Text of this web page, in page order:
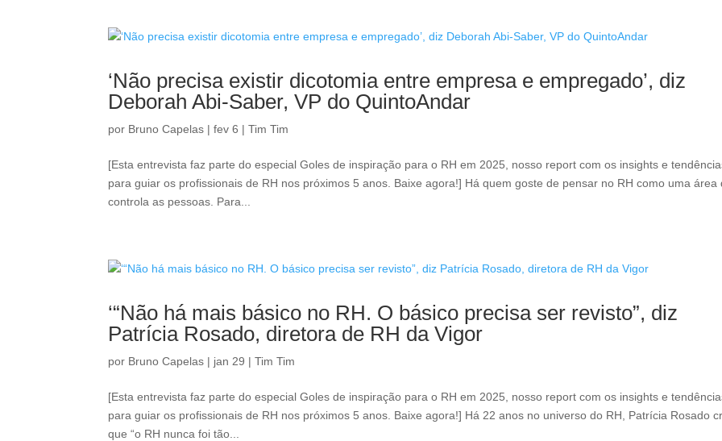
‘Não precisa existir dicotomia entre empresa e empregado’, diz
Deborah Abi-Saber, VP do QuintoAndar
por Bruno Capelas |fev 6 |Tim Tim
[Esta entrevista faz parte do especial Goles de inspiração para o RH em 2025, nosso report com os insights e
para guiar os profissionais de RH nos próximos 5 anos. Baixe agora!] Há quem goste de pensar no RH como uma área
controla as pessoas. Para...
‘“Não há mais básico no RH. O básico precisa ser revisto”, diz
Patrícia Rosado, diretora de RH da Vigor
por Bruno Capelas | jan 29 |Tim Tim
[Esta entrevista faz parte do especial Goles de inspiração para o RH em 2025, nosso report com os insights e
para guiar os profissionais de RH nos próximos 5 anos. Baixe agora!] Há 22 anos no universo do RH, Patrícia Rosado
que “o RH nunca foi tão...